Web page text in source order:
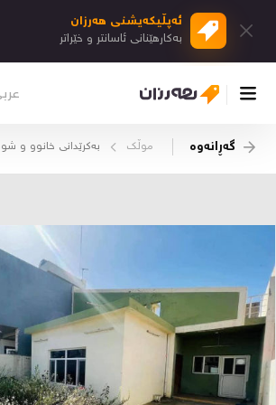
ئەپڵیكەیشنی هەرزان
بەكارهێنانی ئاسانتر و خێراتر
دیاریکراوەکانم
دوا بینراوەکان
چات
گەڕانەوە موڵک بەکرێدانی خانوو و